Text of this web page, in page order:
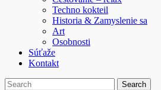
Techno kokteil
Historia & Zamyslenie sa
Art
Osobnosti
Súťaže
Kontakt